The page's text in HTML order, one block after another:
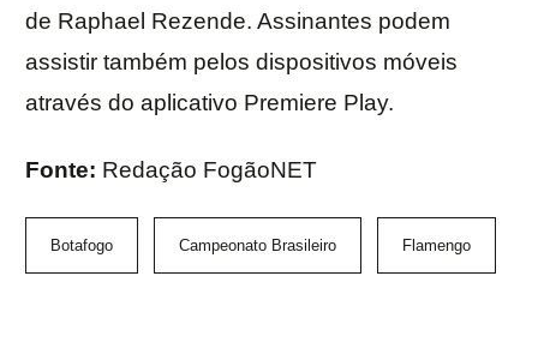
de Raphael Rezende. Assinantes podem
assistir também pelos dispositivos móveis
através do aplicativo Premiere Play.
Fonte: Redação FogãoNET
Botafogo Campeonato Brasileiro Flamengo